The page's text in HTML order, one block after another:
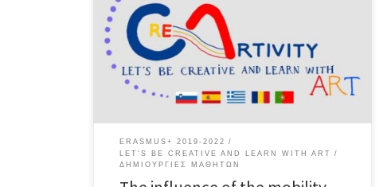
The visit to Kotsanas Museum gave the idea.Using
geometrical organs we constructed the board of the
game,we formed the playing pieces out of clay and
we played.. How aegean sea got that name – GREECE
The visit to Sounio reminded […]
ERASMUS+ 2019-2022
LET'S BE CREATIVE AND LEARN WITH ART
ΔΗΜΙΟΥΡΓΊΕΣ ΜΑΘΗΤΏΝ